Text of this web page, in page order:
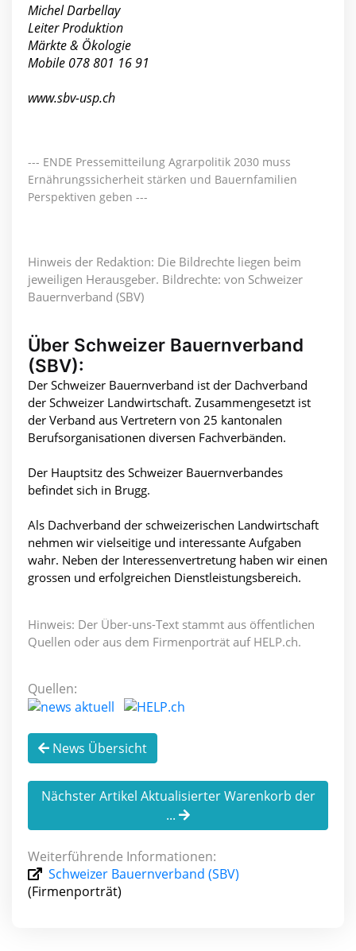
Michel Darbellay
Leiter Produktion
Märkte & Ökologie
Mobile 078 801 16 91
www.sbv-usp.ch
--- ENDE Pressemitteilung Agrarpolitik 2030 muss
Ernährungssicherheit stärken und Bauernfamilien
Perspektiven geben ---
Hinweis der Redaktion: Die Bildrechte liegen beim
jeweiligen Herausgeber. Bildrechte: von Schweizer
Bauernverband (SBV)
Über Schweizer Bauernverband
(SBV):
Der Schweizer Bauernverband ist der Dachverband
der Schweizer Landwirtschaft. Zusammengesetzt ist
der Verband aus Vertretern von 25 kantonalen
Berufsorganisationen diversen Fachverbänden.
Der Hauptsitz des Schweizer Bauernverbandes
befindet sich in Brugg.
Als Dachverband der schweizerischen Landwirtschaft
nehmen wir vielseitige und interessante Aufgaben
wahr. Neben der Interessenvertretung haben wir einen
grossen und erfolgreichen Dienstleistungsbereich.
Hinweis: Der Über-uns-Text stammt aus öffentlichen
Quellen oder aus dem Firmenporträt auf HELP.ch.
Quellen:
News Übersicht
Nächster Artikel Aktualisierter Warenkorb der
...
Weiterführende Informationen:
Schweizer Bauernverband (SBV)
(Firmenporträt)